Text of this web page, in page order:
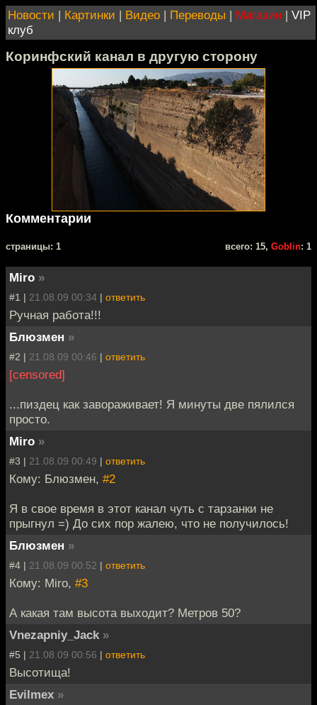
Новости | Картинки | Видео | Переводы | Магазин | VIP
клуб
Коринфский канал в другую сторону
Комментарии
cтраницы: 1 всего: 15, Goblin: 1
Miro »
#1 | 21.08.09 00:34 | ответить
Ручная работа!!!
Блюзмен »
#2 | 21.08.09 00:46 | ответить
[censored]
...пиздец как завораживает! Я минуты две пялился
просто.
Miro »
#3 | 21.08.09 00:49 | ответить
Кому: Блюзмен, #2
Я в свое время в этот канал чуть с тарзанки не
прыгнул =) До сих пор жалею, что не получилось!
Блюзмен »
#4 | 21.08.09 00:52 | ответить
Кому: Miro, #3
А какая там высота выходит? Метров 50?
Vnezapniy_Jack »
#5 | 21.08.09 00:56 | ответить
Высотища!
Evilmex »